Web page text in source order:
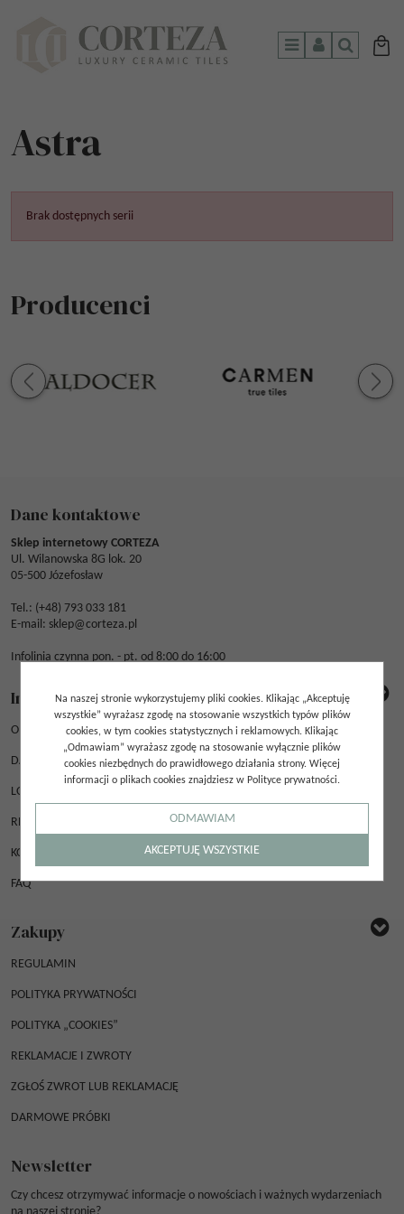
MenuPanelSzukaj
Astra
Brak dostępnych serii
Producenci
Dane kontaktowe
Sklep internetowy CORTEZA
Ul. Wilanowska 8G lok. 20
05-500 Józefosław
Tel.: (+48) 793 033 181
E-mail: sklep@corteza.pl
Infolinia czynna pon. - pt. od 8:00 do 16:00
Informacje
O NAS
DANE FIRMY
LOGOWANIE
REJESTRACJA
KONTAKT
FAQ
Zakupy
REGULAMIN
POLITYKA PRYWATNOŚCI
POLITYKA „COOKIES”
REKLAMACJE I ZWROTY
ZGŁOŚ ZWROT LUB REKLAMACJĘ
DARMOWE PRÓBKI
Newsletter
Czy chcesz otrzymywać informacje o nowościach i ważnych wydarzeniach
Na naszej stronie wykorzystujemy pliki cookies. Klikając „Akceptuję
wszystkie” wyrażasz zgodę na stosowanie wszystkich typów plików
cookies, w tym cookies statystycznych i reklamowych. Klikając
„Odmawiam” wyrażasz zgodę na stosowanie wyłącznie plików
cookies niezbędnych do prawidłowego działania strony. Więcej
informacji o plikach cookies znajdziesz w Polityce prywatności.
ODMAWIAM
AKCEPTUJĘ WSZYSTKIE